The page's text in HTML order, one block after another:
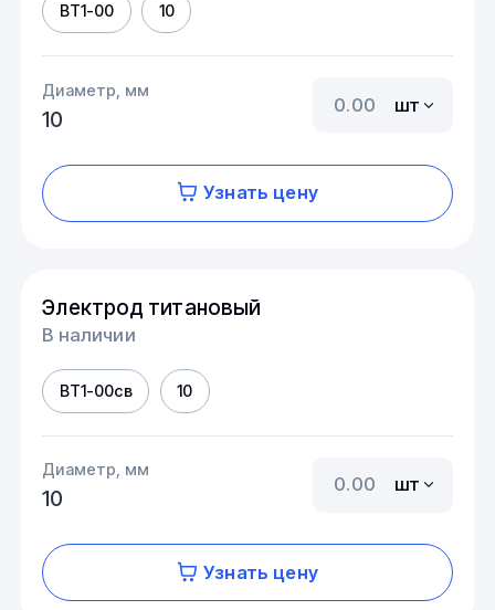
ВТ1-00 10
Диаметр, мм
10
шт
Узнать цену
Электрод титановый
В наличии
ВТ1-00св 10
Диаметр, мм
10
шт
Узнать цену